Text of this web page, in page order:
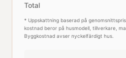
Total
* Uppskattning baserad på
kostnad beror på husmodell, tillverkare,
Byggkostnad avser nyckelfärdigt hus.